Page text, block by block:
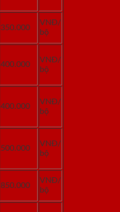
350.000
VNĐ/
bộ
400.000
VNĐ/
bộ
400.000
VNĐ/
bộ
500.000
VNĐ/
bộ
850.000
VNĐ/
bộ